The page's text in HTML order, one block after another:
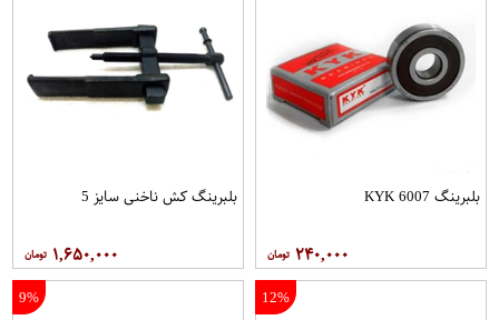
بلبرینگ 6007 KYK
۲۴۰,۰۰۰
بلبرینگ کش ناخنی سایز 5
۱,۶۵۰,۰۰۰
12%
9%